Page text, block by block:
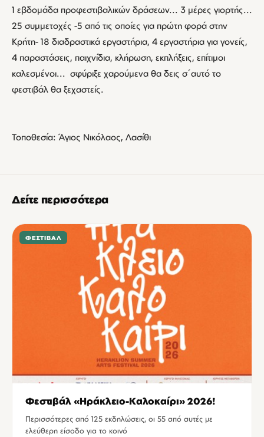
1 εβδομάδα προφεστιβαλικών δράσεων... 3 μέρες γιορτής...
25 συμμετοχές -5 από τις οποίες για πρώτη φορά στην
Κρήτη- 18 διαδραστικά εργαστήρια, 4 εργαστήρια για γονείς,
4 παραστάσεις, παιχνίδια, κλήρωση, εκπλήξεις, επίτιμοι
καλεσμένοι... σφύριξε χαρούμενα θα δεις σ΄αυτό το
φεστιβάλ θα ξεχαστείς.
Τοποθεσία: Άγιος Νικόλαος, Λασίθι
Δείτε περισσότερα
ΦΕΣΤΙΒΆΛ
Φεστιβάλ «Ηράκλειο-Καλοκαίρι» 2026!
Περισσότερες από 125 εκδηλώσεις, οι 55 από αυτές με
ελεύθερη είσοδο για το κοινό